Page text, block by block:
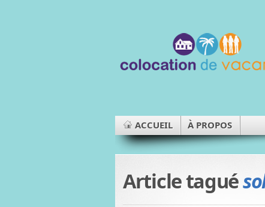
ACCUEIL À PROPOS
Article tagué